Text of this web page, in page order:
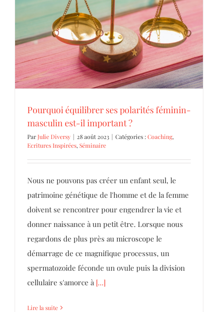
Pourquoi équilibrer ses polarités féminin-
masculin est-il important ?
Coaching Ecritures Inspirées Séminaire
Pourquoi équilibrer ses polarités féminin-
masculin est-il important ?
ParJulie Diversy | 28 août 2023 | Catégories :Coaching,
Ecritures Inspirées, Séminaire
Nous ne pouvons pas créer un enfant seul, le
patrimoine génétique de l'homme et de la femme
doivent se rencontrer pour engendrer la vie et
donner naissance à un petit être. Lorsque nous
regardons de plus près au microscope le
démarrage de ce magnifique processus, un
spermatozoide féconde un ovule puis la division
cellulaire s'amorce à [...]
Lire la suite